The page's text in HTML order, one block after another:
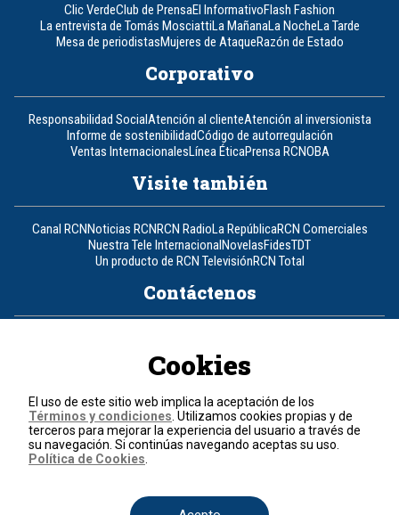
Clic VerdeClub de PrensaEl InformativoFlash Fashion
La entrevista de Tomás MosciattiLa MañanaLa NocheLa Tarde
Mesa de periodistasMujeres de AtaqueRazón de Estado
Corporativo
Responsabilidad SocialAtención al clienteAtención al inversionista
Informe de sostenibilidadCódigo de autorregulación
Ventas InternacionalesLínea ÉticaPrensa RCNOBA
Visite también
Canal RCNNoticias RCNRCN RadioLa RepúblicaRCN Comerciales
Nuestra Tele InternacionalNovelasFidesTDT
Un producto de RCN TelevisiónRCN Total
Contáctenos
Política de cookies
Términos y condiciones
© 2026, RCN Medios.
Todos los derechos reservados.
Cookies
El uso de este sitio web implica la aceptación de los
Términos y condiciones . Utilizamos cookies propias y de
terceros para mejorar la experiencia del usuario a través de
su navegación. Si continúas navegando aceptas su uso.
Política de Cookies